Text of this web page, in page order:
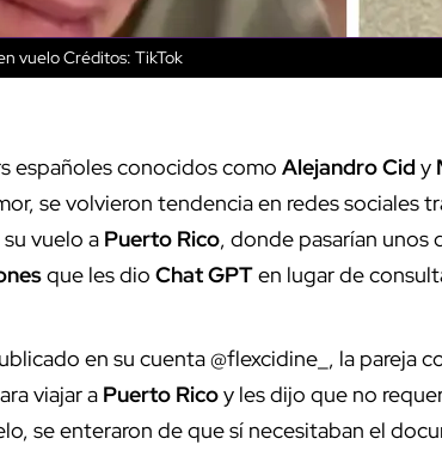
vueloCréditos: TikTok
españoles conocidos como Alejandro Cidy
se volvieron tendencia en redes sociales
vuelo a Puerto Rico, donde pasarían unos
que les dio Chat GPTen lugar de
en su cuenta @flexcidine_, la pareja
viajar a Puerto Ricoy les dijo que no
se enteraron de que sí necesitaban el